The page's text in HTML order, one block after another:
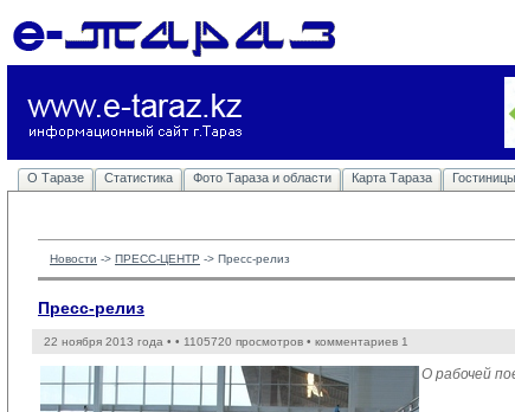
О Таразе Статистика Фото Тараза и области Карта Тараза Гостиницы
Новости -> ПРЕСС-ЦЕНТР -> Пресс-релиз
Пресс-релиз
22 ноября 2013 года • • 1105720 просмотров • комментариев 1
О рабочей